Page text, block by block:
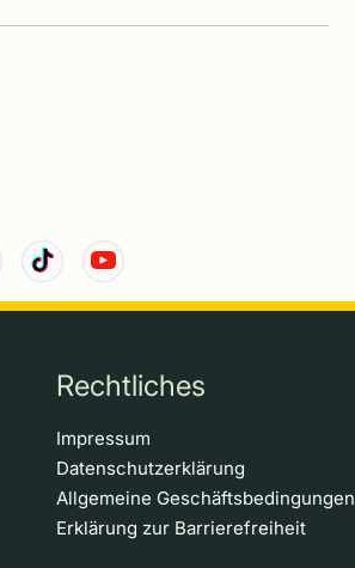
Rechtliches
Impressum
Datenschutzerklärung
Allgemeine Geschäftsbedingungen
Erklärung zur Barrierefreiheit